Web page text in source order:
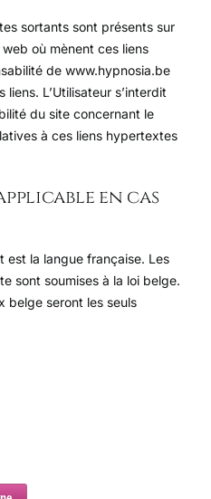
sortants sont présents sur
où mènent ces liens
de www.hypnosia.be
L’Utilisateur s’interdit
du site concernant le
à ces liens hypertextes
en cas
est la langue française. Les
sont soumises à la loi belge.
belge seront les seuls